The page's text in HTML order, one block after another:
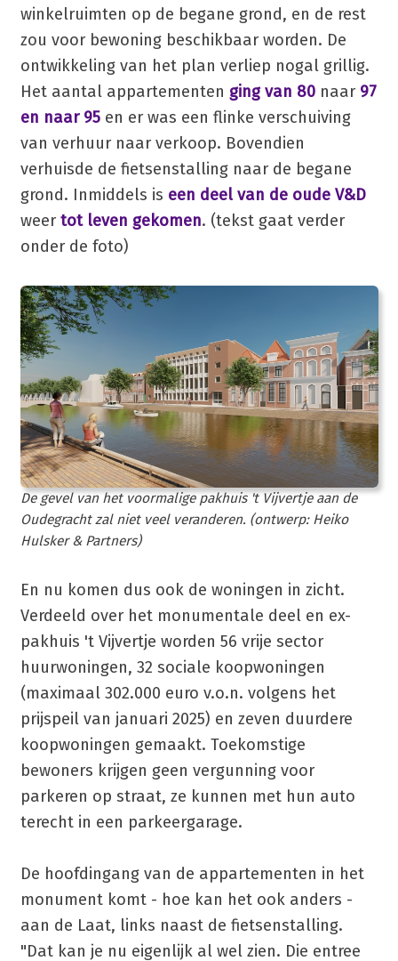
winkelruimten op de begane grond, en de rest
zou voor bewoning beschikbaar worden. De
ontwikkeling van het plan verliep nogal grillig.
Het aantal appartementen ging van 80naar 97
en naar 95en er was een flinke verschuiving
van verhuur naar verkoop. Bovendien
verhuisde de fietsenstalling naar de begane
grond. Inmiddels is een deel van de oude V&D
weer tot leven gekomen. (tekst gaat verder
onder de foto)
De gevel van het voormalige pakhuis 't Vijvertje aan de
Oudegracht zal niet veel veranderen. (ontwerp: Heiko
Hulsker & Partners)
En nu komen dus ook de woningen in zicht.
Verdeeld over het monumentale deel en ex-
pakhuis 't Vijvertje worden 56 vrije sector
huurwoningen, 32 sociale koopwoningen
(maximaal 302.000 euro v.o.n. volgens het
prijspeil van januari 2025) en zeven duurdere
koopwoningen gemaakt. Toekomstige
bewoners krijgen geen vergunning voor
parkeren op straat, ze kunnen met hun auto
terecht in een parkeergarage.
De hoofdingang van de appartementen in het
monument komt - hoe kan het ook anders -
aan de Laat, links naast de fietsenstalling.
"Dat kan je nu eigenlijk al wel zien. Die entree